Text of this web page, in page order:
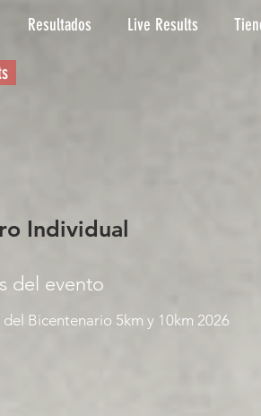
Resultados Live Results
Individual
del evento
Bicentenario 5km y 10km 2026